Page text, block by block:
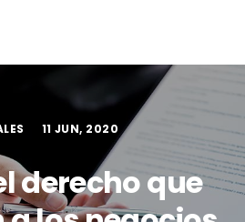
11 JUN, 2020
derecho que